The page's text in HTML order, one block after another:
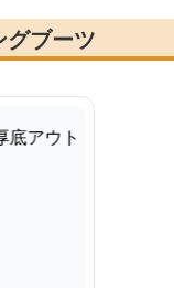
グブーツ